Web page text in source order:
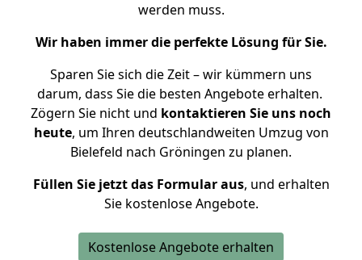
werden muss.
Wir haben immer die perfekte Lösung für Sie.
Sparen Sie sich die Zeit – wir kümmern uns
darum, dass Sie die besten Angebote erhalten.
Zögern Sie nicht und kontaktieren Sie uns noch
heute, um Ihren deutschlandweiten Umzug von
Bielefeld nach Gröningen zu planen.
Füllen Sie jetzt das Formular aus, und erhalten
Sie kostenlose Angebote.
Kostenlose Angebote erhalten